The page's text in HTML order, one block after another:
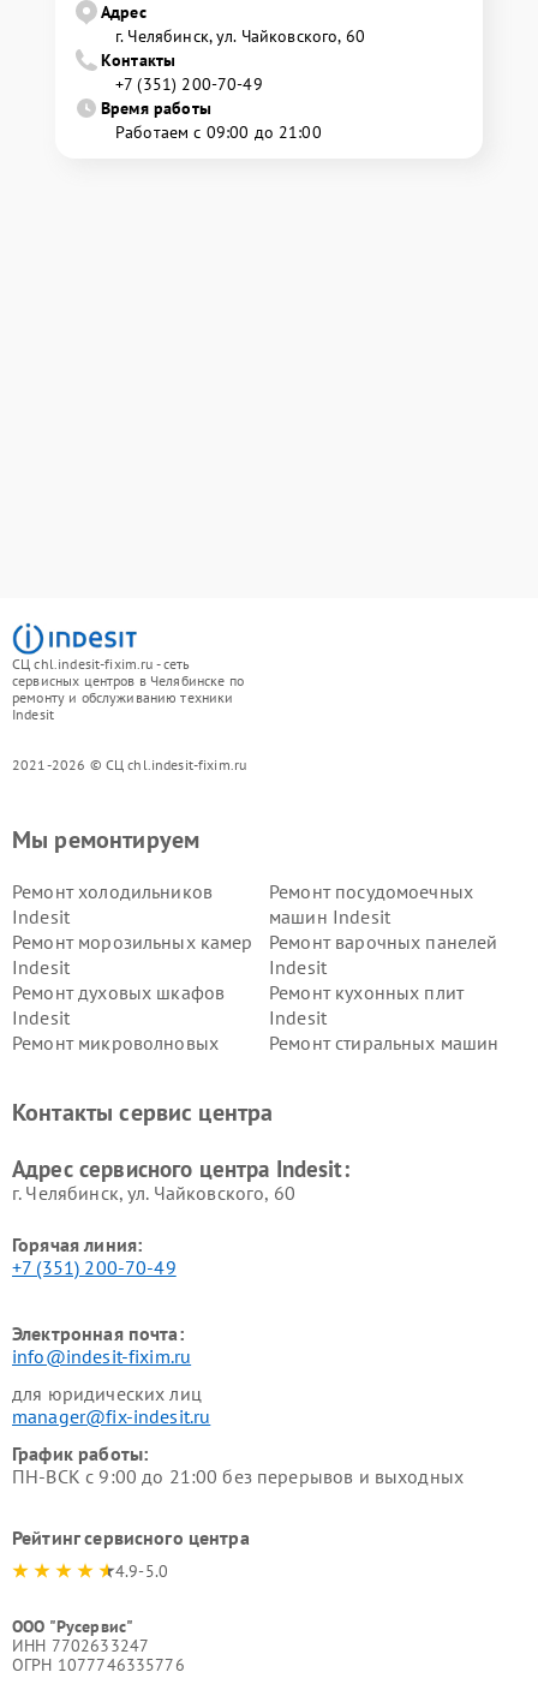
Адрес
г. Челябинск, ул. Чайковского, 60
Контакты
+7 (351) 200-70-49
Время работы
Работаем с 09:00 до 21:00
СЦ chl.indesit-fixim.ru - сеть
сервисных центров в Челябинске по
ремонту и обслуживанию техники
Indesit
2021-2026 © СЦ chl.indesit-fixim.ru
Мы ремонтируем
Ремонт холодильников
Indesit
Ремонт посудомоечных
машин Indesit
Ремонт морозильных камер
Indesit
Ремонт варочных панелей
Indesit
Ремонт духовых шкафов
Indesit
Ремонт кухонных плит
Indesit
Ремонт микроволновых
Ремонт стиральных машин
Indesit
Indesit
Контакты сервис центра
Адрес сервисного центра Indesit:
г. Челябинск, ул. Чайковского, 60
Горячая линия:
+7 (351) 200-70-49
Электронная почта:
info@indesit-fixim.ru
для юридических лиц
manager@fix-indesit.ru
График работы:
ПН-ВСК с 9:00 до 21:00 без перерывов и выходных
Рейтинг сервисного центра
4.9-5.0
ООО "Русервис"
ИНН 7702633247
ОГРН 1077746335776